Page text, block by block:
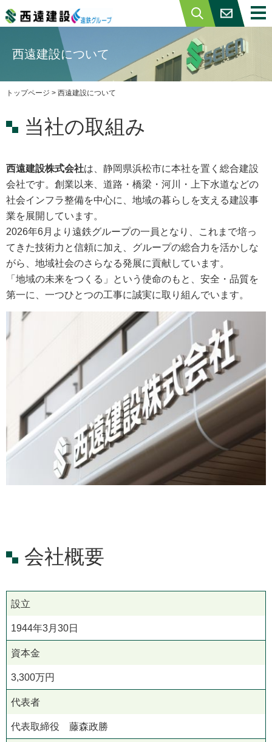
トップページ
西遠建設について
ISO・エコアクション
情報セキュリティ基本方針
土木・舗装工事
一般建築
不動産事業
施工事例
一般建築
工場
プライバシーポリシー
サイトマップ
西遠建設について
トップページ > 西遠建設について
当社の取組み
西遠建設株式会社は、静岡県浜松市に本社を置く総合建設
会社です。創業以来、道路・橋梁・河川・上下水道などの
社会インフラ整備を中心に、地域の暮らしを支える建設事
業を展開しています。
2026年6月より遠鉄グループの一員となり、これまで培っ
てきた技術力と信頼に加え、グループの総合力を活かしな
がら、地域社会のさらなる発展に貢献しています。
「地域の未来をつくる」という使命のもと、安全・品質を
第一に、一つひとつの工事に誠実に取り組んでいます。
会社概要
設立
1944年3月30日
資本金
3,300万円
代表者
代表取締役 藤森政勝